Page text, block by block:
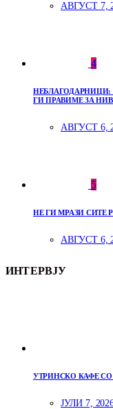
АВГУСТ 7,
4
НЕБЛАГОДАРНИЦИ:
ГИ ПРАВИМЕ ЗА
АВГУСТ 6,
5
НЕ ГИ МРАЗИ СИТЕ
АВГУСТ 6,
ИНТЕРВЈУ
УТРИНСКО КАФЕ СО
ЈУЛИ 7,